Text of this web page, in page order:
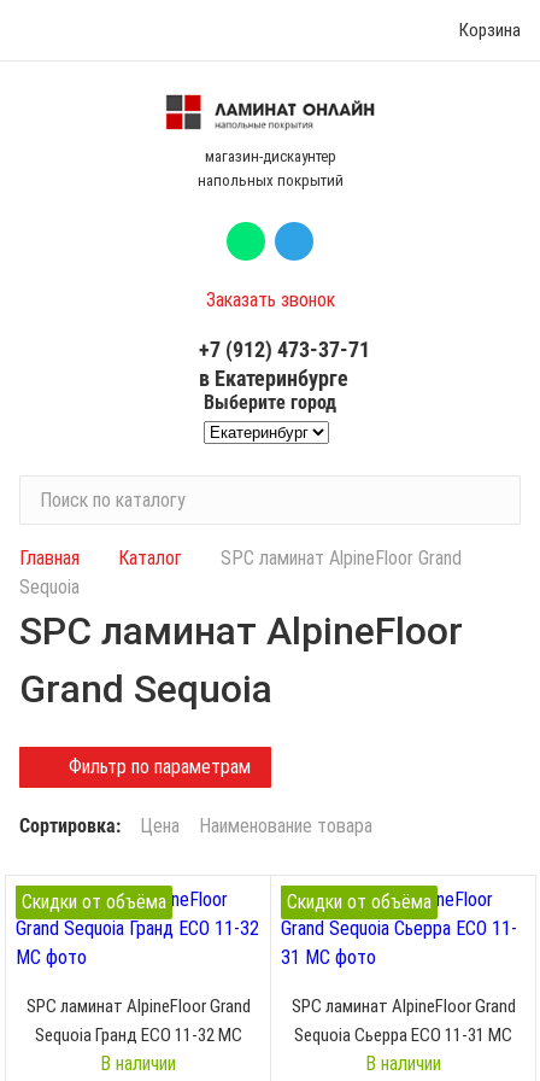
Корзина
магазин-дискаунтер
напольных покрытий
и
с
п
к
т
о
у
Заказать звонок
+7 (912) 473-37-71
в Екатеринбурге
Выберите город
Главная Каталог
SPC ламинат AlpineFloor Grand
Sequoia
SPC ламинат AlpineFloor
Grand Sequoia
Фильтр по параметрам
Сортировка: Цена Наименование товара
Скидки от объёма
SPC ламинат AlpineFloor Grand
Sequoia Гранд ECO 11-32 MC
В наличии
Скидки от объёма
SPC ламинат AlpineFloor Grand
Sequoia Сьерра ECO 11-31 MC
В наличии